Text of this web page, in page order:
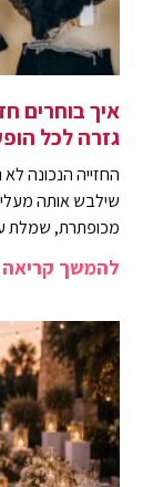
איך בוחרים
גזרה לכל
החזייה הנכונה
שילבש אותה
מכופתרת, שמלת
להמשך קריאה